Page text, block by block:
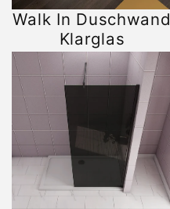
Walk In Duschwand
Klarglas